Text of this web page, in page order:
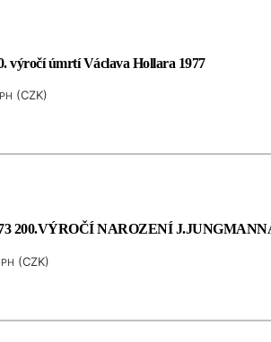
výročí úmrtí Václava Hollara 1977
(CZK)
200.VÝROČÍ NAROZENÍ
(CZK)